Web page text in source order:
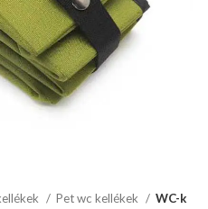
Pet wc kellékek WC-k